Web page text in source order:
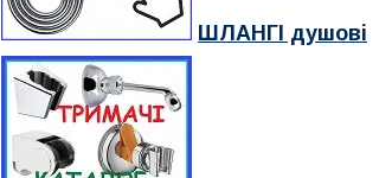
ШЛАНГІ душові